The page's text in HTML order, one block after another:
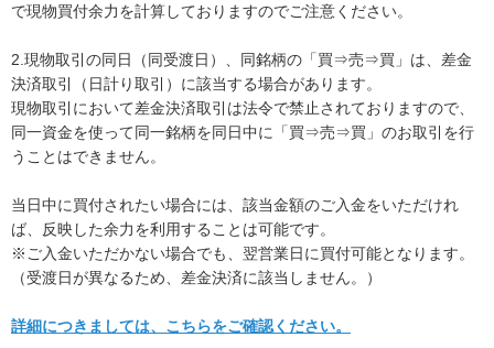
で現物買付余力を計算しておりますのでご注意ください。
2.現物取引の同日（同受渡日）、同銘柄の「買⇒売⇒買」は、差金
決済取引（日計り取引）に該当する場合があります。
現物取引において差金決済取引は法令で禁止されておりますので、
同一資金を使って同一銘柄を同日中に「買⇒売⇒買」のお取引を行
うことはできません。
当日中に買付されたい場合には、該当金額のご入金をいただけれ
ば、反映した余力を利用することは可能です。
※ご入金いただかない場合でも、翌営業日に買付可能となります。
（受渡日が異なるため、差金決済に該当しません。）
詳細につきましては、こちらをご確認ください。